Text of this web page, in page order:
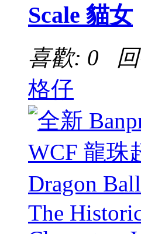
Scale 貓女
喜歡: 0
格仔